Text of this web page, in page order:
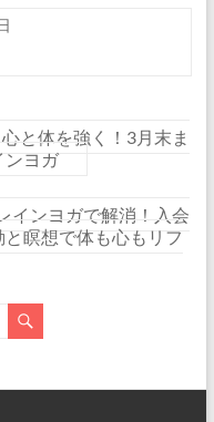
と体を強く！3月末ま
ンヨガ
インヨガで解消！入会
瞑想で体も心もリフ